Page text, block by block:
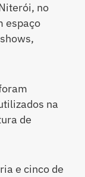
no
espaço
na
de
e cinco de